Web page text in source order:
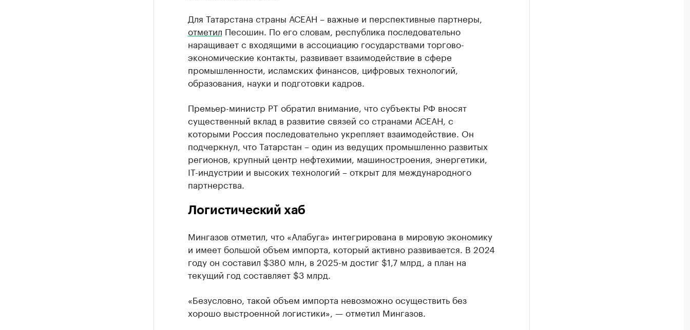
Для Татарстана страны АСЕАН – важные и перспективные партнеры,
отметил Песошин. По его словам, республика последовательно
наращивает с входящими в ассоциацию государствами торгово-
экономические контакты, развивает взаимодействие в сфере
промышленности, исламских финансов, цифровых технологий,
образования, науки и подготовки кадров.
Премьер-министр РТ обратил внимание, что субъекты РФ вносят
существенный вклад в развитие связей со странами АСЕАН, с
которыми Россия последовательно укрепляет взаимодействие. Он
подчеркнул, что Татарстан – один из ведущих промышленно развитых
регионов, крупный центр нефтехимии, машиностроения, энергетики,
IT-индустрии и высоких технологий – открыт для международного
партнерства.
Логистический хаб
Мингазов отметил, что «Алабуга» интегрирована в мировую экономику
и имеет большой объем импорта, который активно развивается. В 2024
году он составил $380 млн, в 2025-м достиг $1,7 млрд, а план на
текущий год составляет $3 млрд.
«Безусловно, такой объем импорта невозможно осуществить без
хорошо выстроенной логистики», — отметил Мингазов.